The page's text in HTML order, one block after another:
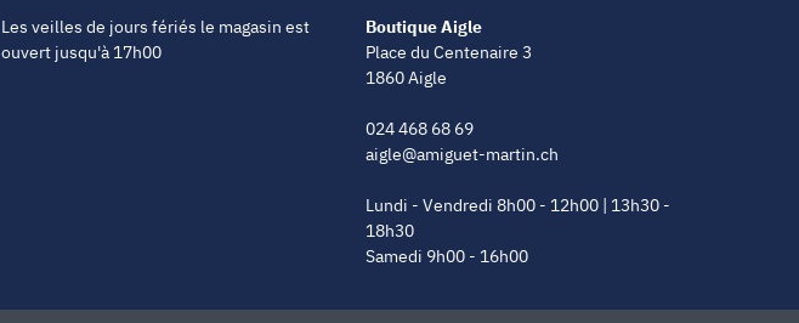
Les veilles de jours fériés le magasin est
ouvert jusqu'à 17h00
Boutique Aigle
Place du Centenaire 3
1860 Aigle
024 468 68 69
aigle@amiguet-martin.ch
Lundi - Vendredi 8h00 - 12h00 | 13h30 -
18h30
Samedi 9h00 - 16h00